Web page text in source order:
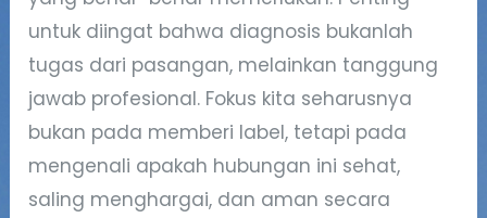
untuk diingat bahwa diagnosis bukanlah
tugas dari pasangan, melainkan tanggung
jawab profesional. Fokus kita seharusnya
bukan pada memberi label, tetapi pada
mengenali apakah hubungan ini sehat,
saling menghargai, dan aman secara